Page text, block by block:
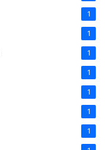
1
1
1
1
1
1
1